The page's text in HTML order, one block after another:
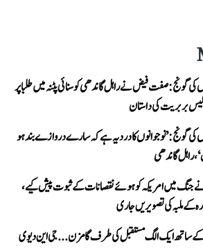
کی گونج: صفت فیض نے راہل گاندھی کو سنائی پٹنہ میں طلبا پر
بربریت کی داستان
کی گونج: ’نوجوانوں کا درد یہ ہے کہ سارے دروازے بند ہو
راہل گاندھی
جنگ میں امریکہ کو ہوئے نقصانات کے ثبوت پیش کیے،
کے ملبہ کی تصویریں جاری
ساتھ ایک الگ مستقبل کی طرف گامزن... جی این دیوی